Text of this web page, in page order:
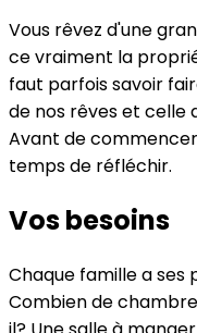
Vous rêvez d'une
ce vraiment la
faut parfois savoir
de nos rêves et celle
Avant de
temps de réfléchir.
Vos besoins
Chaque famille a ses
Combien de